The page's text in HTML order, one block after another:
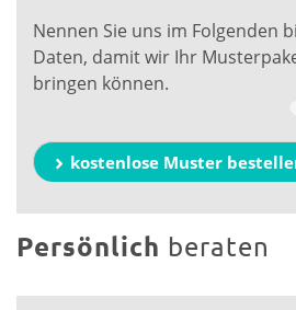
Nennen Sie uns im Folgenden
Daten, damit wir Ihr
bringen können.
kostenlose Muster
Persönlich beraten